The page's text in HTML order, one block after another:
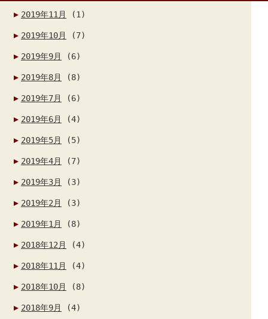
2019年11月 (1)
2019年10月 (7)
2019年9月 (6)
2019年8月 (8)
2019年7月 (6)
2019年6月 (4)
2019年5月 (5)
2019年4月 (7)
2019年3月 (3)
2019年2月 (3)
2019年1月 (8)
2018年12月 (4)
2018年11月 (4)
2018年10月 (8)
2018年9月 (4)